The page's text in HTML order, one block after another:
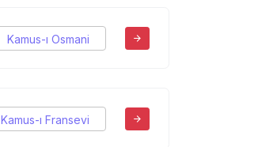
Kamus-ı Osmani
Kamus-ı Fransevi